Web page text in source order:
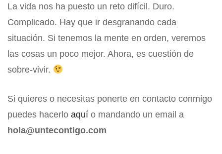
La vida nos ha puesto un reto difícil. Duro.
Complicado. Hay que ir desgranando cada
situación. Si tenemos la mente en orden, veremos
las cosas un poco mejor. Ahora, es cuestión de
sobre-vivir.
Si quieres o necesitas ponerte en contacto conmigo
puedes hacerlo aquí o mandando un email a
hola@untecontigo.com